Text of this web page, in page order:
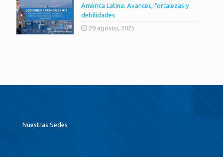
América Latina: Avances, fortalezas y
debilidades
29 agosto, 2025
Nuestras Sedes